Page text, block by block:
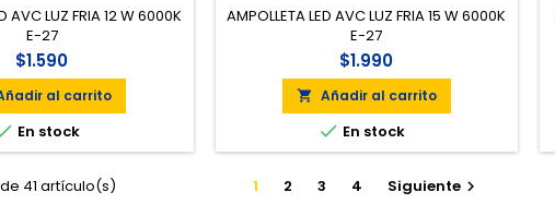
AVC LUZ FRIA 12 W 6000K
E-27
$1.590
al carrito
En stock
AMPOLLETA LED AVC LUZ FRIA 15 W 6000K
E-27
$1.990
 Añadir al carrito
 En stock
41 artículo(s) 1 2 3 4 Siguiente 